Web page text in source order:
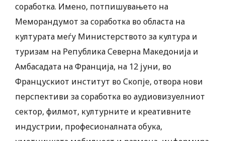
соработка. Имено, потпишувањето на
Меморандумот за соработка во областа на
културата меѓу Министерството за култура и
туризам на Република Северна Македонија и
Амбасадата на Франција, на 12 јуни, во
Францускиот институт во Скопје, отвора нови
перспективи за соработка во аудиовизуелниот
сектор, филмот, културните и креативните
индустрии, професионалната обука,